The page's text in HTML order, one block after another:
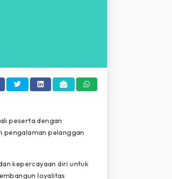
peserta dengan
pengalaman pelanggan
kepercayaan diri untuk
loyalitas